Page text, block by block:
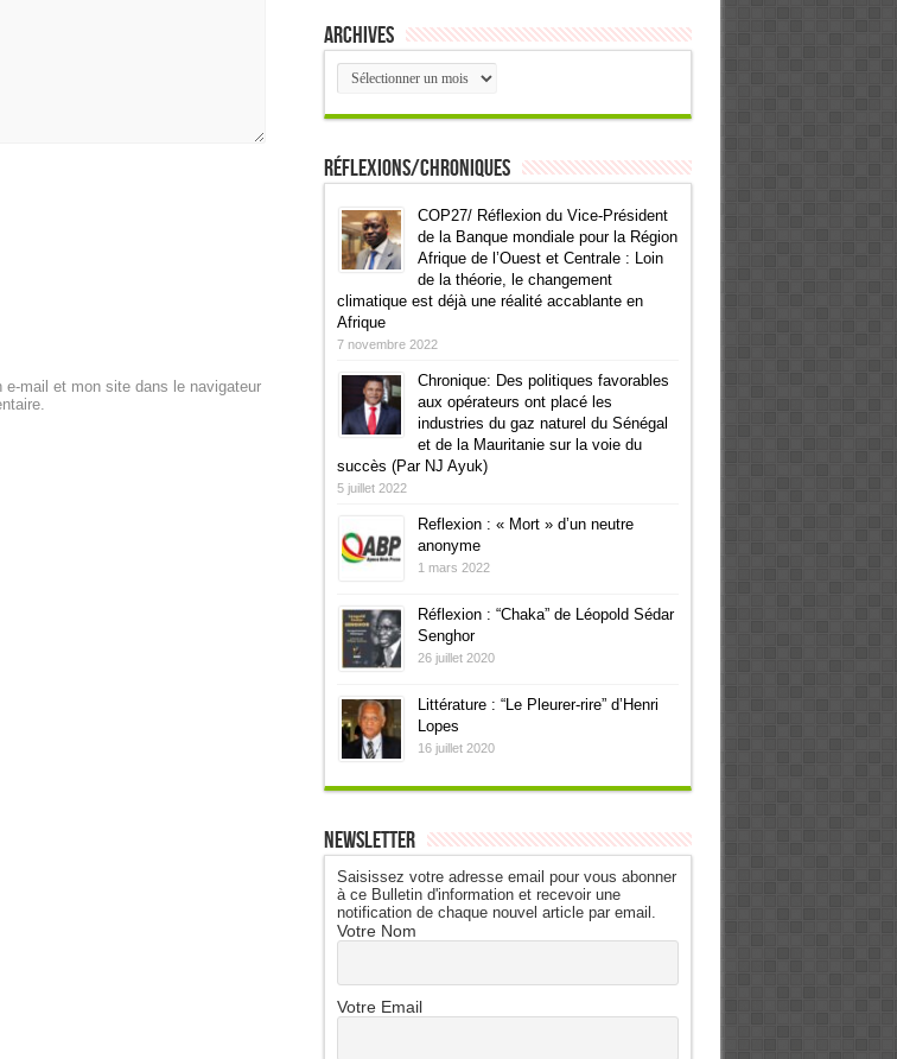
e-mail et mon site dans le navigateur
Archives
Archives
Réflexions/Chroniques
COP27/ Réflexion du Vice-Président
de la Banque mondiale pour la Région
Afrique de l’Ouest et Centrale : Loin
de la théorie, le changement
climatique est déjà une réalité accablante en
Afrique
7 novembre 2022
Chronique: Des politiques favorables
aux opérateurs ont placé les
industries du gaz naturel du Sénégal
et de la Mauritanie sur la voie du
succès (Par NJ Ayuk)
5 juillet 2022
Reflexion : « Mort » d’un neutre
anonyme
1 mars 2022
Réflexion : “Chaka” de Léopold Sédar
Senghor
26 juillet 2020
Littérature : “Le Pleurer-rire” d’Henri
Lopes
16 juillet 2020
Newsletter
Saisissez votre adresse email pour vous abonner
à ce Bulletin d'information et recevoir une
notification de chaque nouvel article par email.
Votre Nom
Votre Email